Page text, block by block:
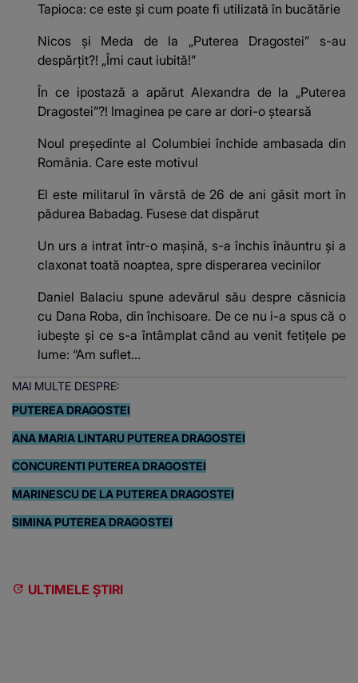
Tapioca: ce este și cum poate fi utilizată în bucătărie
Nicos și Meda de la „Puterea Dragostei” s-au
despărțit?! „Îmi caut iubită!”
În ce ipostază a apărut Alexandra de la „Puterea
Dragostei”?! Imaginea pe care ar dori-o ștearsă
Noul președinte al Columbiei închide ambasada din
România. Care este motivul
El este militarul în vârstă de 26 de ani găsit mort în
pădurea Babadag. Fusese dat dispărut
Un urs a intrat într-o mașină, s-a închis înăuntru și a
claxonat toată noaptea, spre disperarea vecinilor
Daniel Balaciu spune adevărul său despre căsnicia
cu Dana Roba, din închisoare. De ce nu i-a spus că o
iubește și ce s-a întâmplat când au venit fetițele pe
lume: “Am suflet...
MAI MULTE DESPRE:
PUTEREA DRAGOSTEI
ANA MARIA LINTARU PUTEREA DRAGOSTEI
CONCURENTI PUTEREA DRAGOSTEI
MARINESCU DE LA PUTEREA DRAGOSTEI
SIMINA PUTEREA DRAGOSTEI
ULTIMELE ȘTIRI